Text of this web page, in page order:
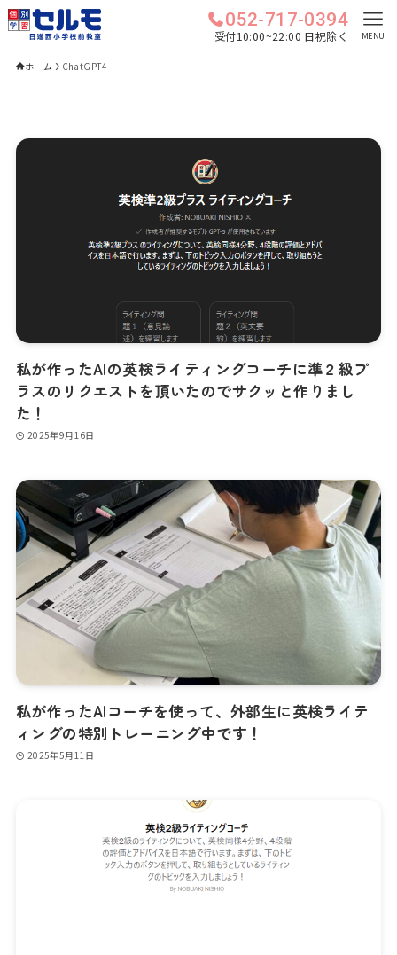
052-717-0394
受付10:00~22:00 日祝除く MENU
ホーム ChatGPT4
私が作ったAIの英検ライティングコーチに準２級プ
ラスのリクエストを頂いたのでサクッと作りまし
た！
2025年9月16日
私が作ったAIコーチを使って、外部生に英検ライテ
ィングの特別トレーニング中です！
2025年5月11日